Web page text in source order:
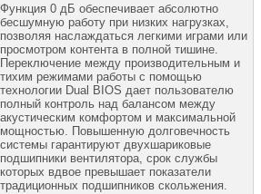
Функция 0 дБ обеспечивает абсолютно
бесшумную работу при низких нагрузках,
позволяя наслаждаться легкими играми или
просмотром контента в полной тишине.
Переключение между производительным и
тихим режимами работы с помощью
технологии Dual BIOS дает пользователю
полный контроль над балансом между
акустическим комфортом и максимальной
мощностью. Повышенную долговечность
системы гарантируют двухшариковые
подшипники вентилятора, срок службы
которых вдвое превышает показатели
традиционных подшипников скольжения.